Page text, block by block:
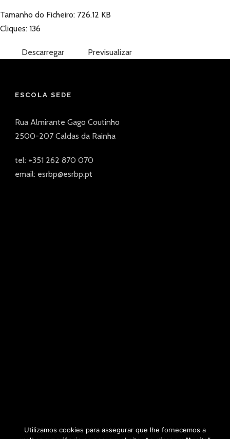
Tamanho do Ficheiro: 726.12 KB
Cliques: 136
Descarregar Previsualizar
ESCOLA SEDE
Rua Almirante Gago Coutinho
2500-207 Caldas da Rainha
tel: +351 262 870 070
email: esrbp@esrbp.pt
Utilizamos cookies para assegurar que lhe fornecemos a